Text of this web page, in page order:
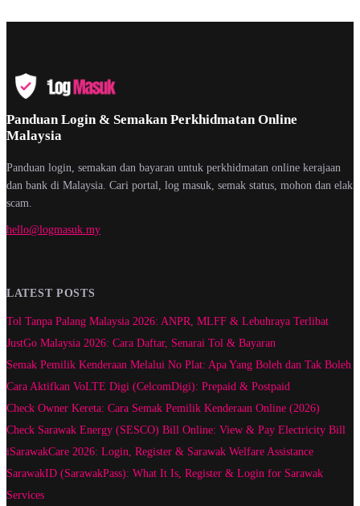
Panduan Login & Semakan Perkhidmatan Online
Malaysia
Panduan login, semakan dan bayaran untuk perkhidmatan online kerajaan
dan bank di Malaysia. Cari portal, log masuk, semak status, mohon dan elak
scam.
hello@logmasuk.my
LATEST POSTS
Tol Tanpa Palang Malaysia 2026: ANPR, MLFF & Lebuhraya Terlibat
JustGo Malaysia 2026: Cara Daftar, Senarai Tol & Bayaran
Semak Pemilik Kenderaan Melalui No Plat: Apa Yang Boleh dan Tak Boleh
Cara Aktifkan VoLTE Digi (CelcomDigi): Prepaid & Postpaid
Check Owner Kereta: Cara Semak Pemilik Kenderaan Online (2026)
Check Sarawak Energy (SESCO) Bill Online: View & Pay Electricity Bill
iSarawakCare 2026: Login, Register & Sarawak Welfare Assistance
SarawakID (SarawakPass): What It Is, Register & Login for Sarawak
Services